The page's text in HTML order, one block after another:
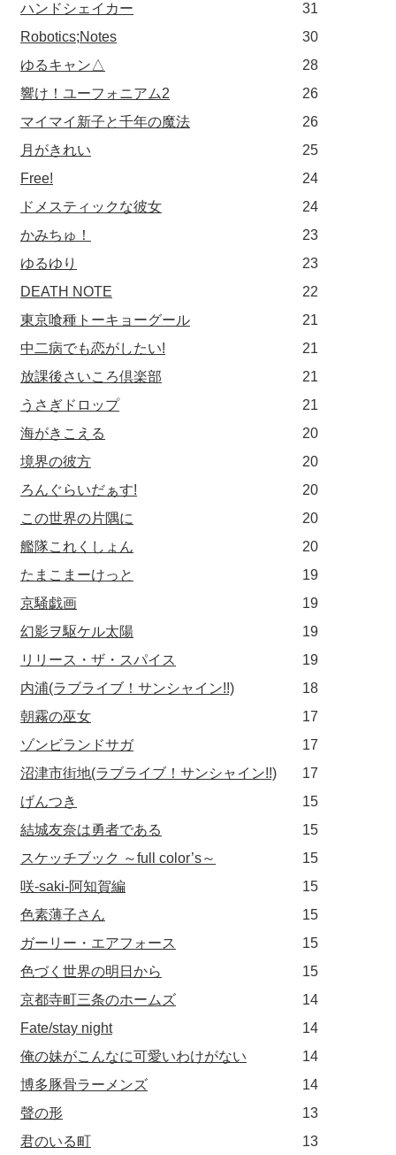
ハンドシェイカー
31
Robotics;Notes
30
ゆるキャン△
28
響け！ユーフォニアム2
26
マイマイ新子と千年の魔法
26
月がきれい
25
Free!
24
ドメスティックな彼女
24
かみちゅ！
23
ゆるゆり
23
DEATH NOTE
22
東京喰種トーキョーグール
21
中二病でも恋がしたい!
21
放課後さいころ倶楽部
21
うさぎドロップ
21
海がきこえる
20
境界の彼方
20
ろんぐらいだぁす!
20
この世界の片隅に
20
艦隊これくしょん
20
たまこまーけっと
19
京騒戯画
19
幻影ヲ駆ケル太陽
19
リリース・ザ・スパイス
19
内浦(ラブライブ！サンシャイン!!)
18
朝霧の巫女
17
ゾンビランドサガ
17
沼津市街地(ラブライブ！サンシャイン!!)
17
げんつき
15
結城友奈は勇者である
15
スケッチブック ～full color’s～
15
咲-saki-阿知賀編
15
色素薄子さん
15
ガーリー・エアフォース
15
色づく世界の明日から
15
京都寺町三条のホームズ
14
Fate/stay night
14
俺の妹がこんなに可愛いわけがない
14
博多豚骨ラーメンズ
14
聲の形
13
君のいる町
13